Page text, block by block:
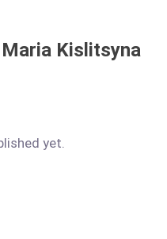
Kislitsyna
yet.